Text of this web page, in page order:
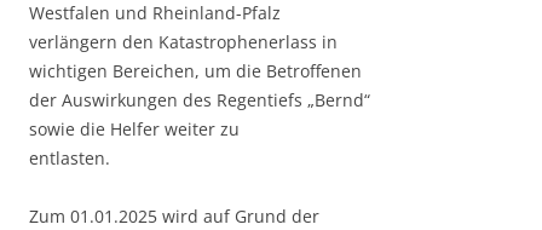
Westfalen und Rheinland-Pfalz
verlängern den Katastrophenerlass in
wichtigen Bereichen, um die Betroffenen
der Auswirkungen des Regentiefs „Bernd“
sowie die Helfer weiter zu
entlasten.
Zum 01.01.2025 wird auf Grund der